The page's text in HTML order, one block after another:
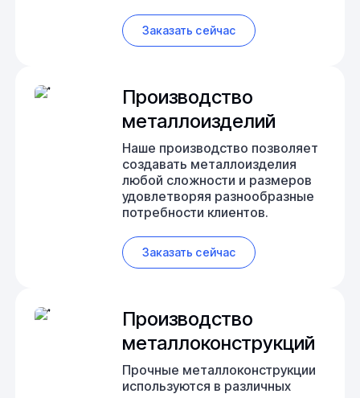
Заказать сейчас
Производство
металлоизделий
Наше производство позволяет
создавать металлоизделия
любой сложности и размеров
удовлетворяя разнообразные
потребности клиентов.
Заказать сейчас
Производство
металлоконструкций
Прочные металлоконструкции
используются в различных